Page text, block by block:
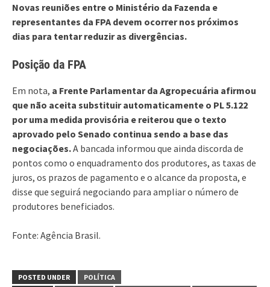
Novas reuniões entre o Ministério da Fazenda e
representantes da FPA devem ocorrer nos próximos
dias para tentar reduzir as divergências.
Posição da FPA
Em nota, a Frente Parlamentar da Agropecuária afirmou
que não aceita substituir automaticamente o PL 5.122
por uma medida provisória e reiterou que o texto
aprovado pelo Senado continua sendo a base das
negociações.A bancada informou que ainda discorda de
pontos como o enquadramento dos produtores, as taxas de
juros, os prazos de pagamento e o alcance da proposta, e
disse que seguirá negociando para ampliar o número de
produtores beneficiados.
Fonte: Agência Brasil.
POSTED UNDER
POLÍTICA